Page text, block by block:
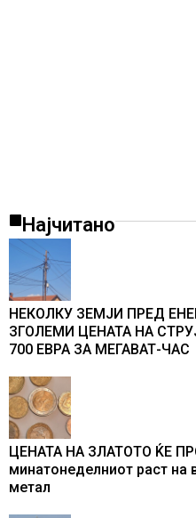
Најчитано
НЕКОЛКУ ЗЕМЈИ ПРЕД
ЗГОЛЕМИ ЦЕНАТА НА
700 ЕВРА ЗА МЕГАВАТ-ЧАС
ЦЕНАТА НА ЗЛАТОТО ЌЕ
минатонеделниот раст на
метал